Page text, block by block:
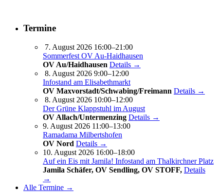
Termine
7. August 2026 16:00–21:00
Sommerfest OV Au-Haidhausen
OV Au/Haidhausen Details →
8. August 2026 9:00–12:00
Infostand am Elisabethmarkt
OV Maxvorstadt/Schwabing/Freimann Details →
8. August 2026 10:00–12:00
Der Grüne Klappstuhl im August
OV Allach/Untermenzing Details →
9. August 2026 11:00–13:00
Ramadama Milbertshofen
OV Nord Details →
10. August 2026 16:00–18:00
Auf ein Eis mit Jamila! Infostand am Thalkirchner Platz
Jamila Schäfer, OV Sendling, OV STOFF, Details
→
Alle Termine →